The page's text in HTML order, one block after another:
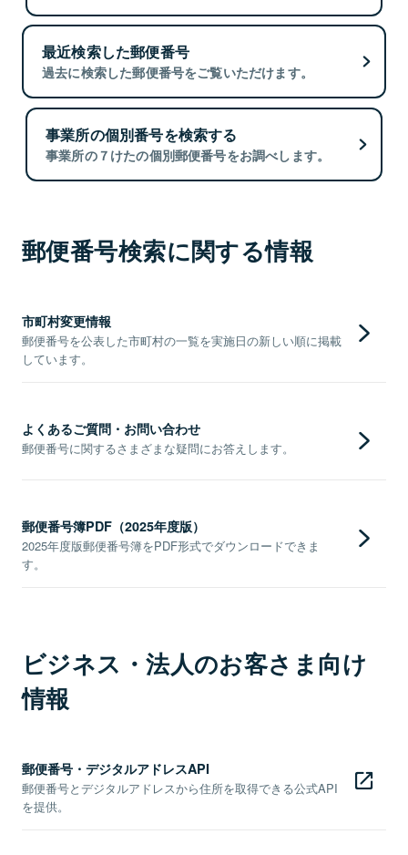
最近検索した郵便番号
過去に検索した郵便番号をご覧いただけます。
事業所の個別番号を検索する
事業所の７けたの個別郵便番号をお調べします。
郵便番号検索に関する情報
市町村変更情報
郵便番号を公表した市町村の一覧を実施日の新しい順に掲載
しています。
よくあるご質問・お問い合わせ
郵便番号に関するさまざまな疑問にお答えします。
郵便番号簿PDF（2025年度版）
2025年度版郵便番号簿をPDF形式でダウンロードできま
す。
ビジネス・法人のお客さま向け
情報
郵便番号・デジタルアドレスAPI
郵便番号とデジタルアドレスから住所を取得できる公式API
を提供。